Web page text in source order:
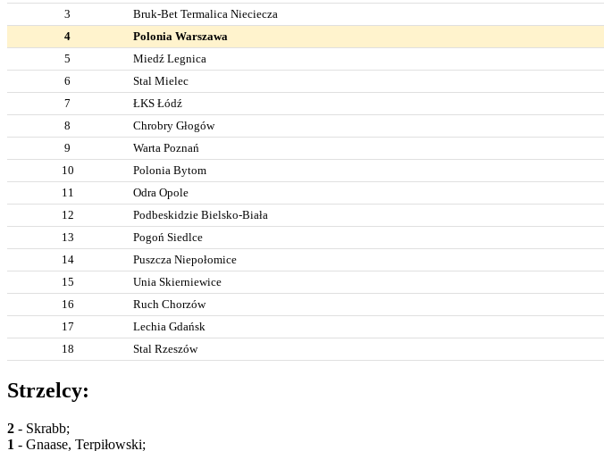
3
Bruk-Bet Termalica Nieciecza
4
Polonia Warszawa
5
Miedź Legnica
6
Stal Mielec
7
ŁKS Łódź
8
Chrobry Głogów
9
Warta Poznań
10
Polonia Bytom
11
Odra Opole
12
Podbeskidzie Bielsko-Biała
13
Pogoń Siedlce
14
Puszcza Niepołomice
15
Unia Skierniewice
16
Ruch Chorzów
17
Lechia Gdańsk
18
Stal Rzeszów
Strzelcy:
2 - Skrabb;
1 - Gnaase, Terpiłowski;